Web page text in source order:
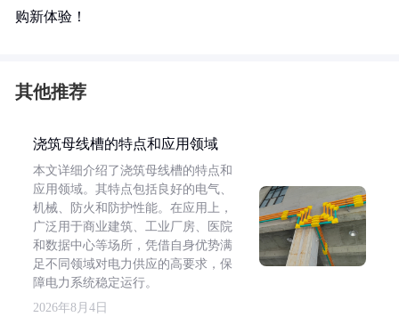
购新体验！
其他推荐
浇筑母线槽的特点和应用领域
本文详细介绍了浇筑母线槽的特点和
应用领域。其特点包括良好的电气、
机械、防火和防护性能。在应用上，
广泛用于商业建筑、工业厂房、医院
和数据中心等场所，凭借自身优势满
足不同领域对电力供应的高要求，保
障电力系统稳定运行。
2026年8月4日